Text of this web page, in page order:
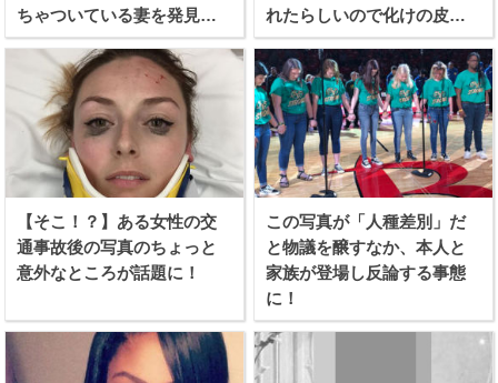
ちゃついている妻を発見し
てしまう！！
れたらしいので化けの皮を
剥ぐつもりで見てみたぞ！
【そこ！？】ある女性の交
通事故後の写真のちょっと
意外なところが話題に！
この写真が「人種差別」だ
と物議を醸すなか、本人と
家族が登場し反論する事態
に！